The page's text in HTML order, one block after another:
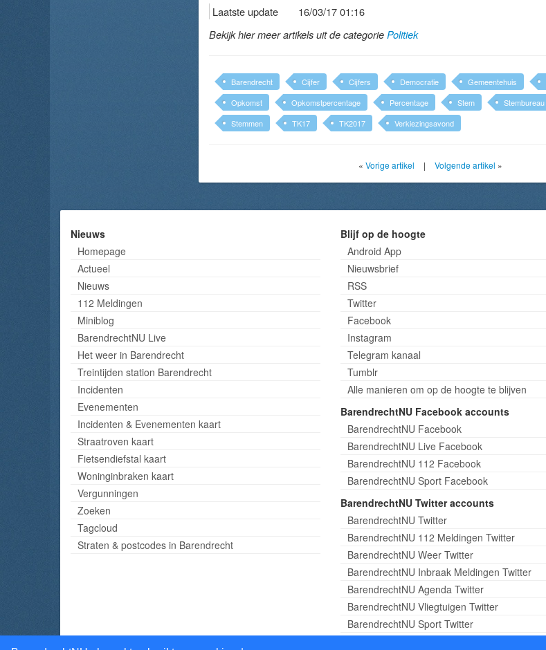
Laatste update
16/03/17 01:16
Bekijk hier meer artikels uit de categorie Politiek
Barendrecht Cijfer Cijfers Democratie Gemeentehuis
Opkomst
Opkomstpercentage Percentage Stem Stembureau
Stemmen
TK17 TK2017 Verkiezingsavond
« Vorige artikel | Volgende artikel »
Nieuws
Homepage
Actueel
Nieuws
112 Meldingen
Miniblog
BarendrechtNU Live
Het weer in Barendrecht
Treintijden station Barendrecht
Incidenten
Evenementen
Incidenten & Evenementen kaart
Straatroven kaart
Fietsendiefstal kaart
Woninginbraken kaart
Vergunningen
Zoeken
Tagcloud
Straten & postcodes in Barendrecht
Blijf op de hoogte
Android App
Nieuwsbrief
RSS
Twitter
Facebook
Instagram
Telegram kanaal
Tumblr
Alle manieren om op de hoogte te blijven
BarendrechtNU Facebook accounts
BarendrechtNU Facebook
BarendrechtNU Live Facebook
BarendrechtNU 112 Facebook
BarendrechtNU Sport Facebook
BarendrechtNU Twitter accounts
BarendrechtNU Twitter
BarendrechtNU 112 Meldingen Twitter
BarendrechtNU Weer Twitter
BarendrechtNU Inbraak Meldingen Twitter
BarendrechtNU Agenda Twitter
BarendrechtNU Vliegtuigen Twitter
BarendrechtNU Sport Twitter